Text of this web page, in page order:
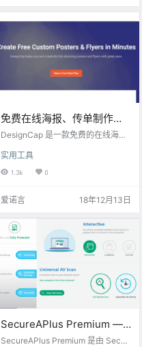
免费在线海报、传单制作工
具 —— DesignCap
DesignCap 是一款免费的在线海
注册，打开网页即可开始制作。 官
网地址：https://www.designcap.c
om/ 以下是DesignCap的一些主要
丰富的资源，剪贴画图像，字体和
小, 旋转, 图层管理, 复制, 撤消/重做
等 完全定制，您可以制作独特的海
報和传单 方便快捷：无需下载…
实用工具
1.3k 0
爱诺言 18年12月13日
SecureAPlus Premium —
安全软件[PC][$30→0]
SecureAPlus Premium 是由 Secur